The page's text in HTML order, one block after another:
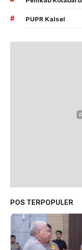
# PUPR Kalsel
POS TERPOPULER